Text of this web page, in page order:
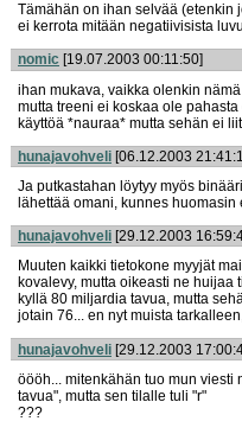
Tämähän on ihan selvää (etenkin
ei kerrota mitään negatiivisista
nomic [19.07.2003 00:11:50]
ihan mukava, vaikka olenkin
mutta treeni ei koskaa ole
käyttöä *nauraa* mutta sehän ei
hunajavohveli [06.12.2003
Ja putkastahan löytyy myös
lähettää omani, kunnes
hunajavohveli [29.12.2003
Muuten kaikki tietokone myyjät
kovalevy, mutta oikeasti ne huijaa
kyllä 80 miljardia tavua, mutta
jotain 76... en nyt muista
hunajavohveli [29.12.2003
öööh... mitenkähän tuo mun viesti
tavua", mutta sen tilalle tuli "r"
???